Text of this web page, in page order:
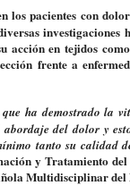
los pacientes con
investigaciones
en tejidos
frente a
que ha demostrado la
del dolor y
tanto su calidad
y Tratamiento
Multidisciplinar